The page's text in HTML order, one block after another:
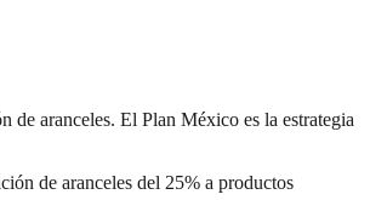
de aranceles. El Plan México es la estrategia
de aranceles del 25% a productos